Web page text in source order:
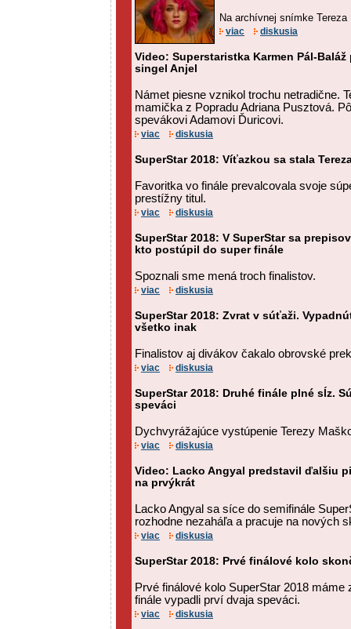
Na archívnej snímke Tereza
viac diskusia
Video: Superstaristka Karmen Pál-
singel Anjel
Námet piesne vznikol trochu netradične.
mamička z Popradu Adriana Pusztová.
spevákovi Adamovi Ďuricovi.
viac diskusia
SuperStar 2018: Víťazkou sa stala
Favoritka vo finále prevalcovala svoje
prestížny titul.
viac diskusia
SuperStar 2018: V SuperStar sa
kto postúpil do super finále
Spoznali sme mená troch finalistov.
viac diskusia
SuperStar 2018: Zvrat v súťaži.
všetko inak
Finalistov aj divákov čakalo obrovské
viac diskusia
SuperStar 2018: Druhé finále plné sĺz.
speváci
Dychvyrážajúce vystúpenie Terezy
viac diskusia
Video: Lacko Angyal predstavil ďalšiu
na prvýkrát
Lacko Angyal sa síce do semifinále
rozhodne nezaháľa a pracuje na nových
viac diskusia
SuperStar 2018: Prvé finálové kolo
Prvé finálové kolo SuperStar 2018 máme
finále vypadli prví dvaja speváci.
viac diskusia